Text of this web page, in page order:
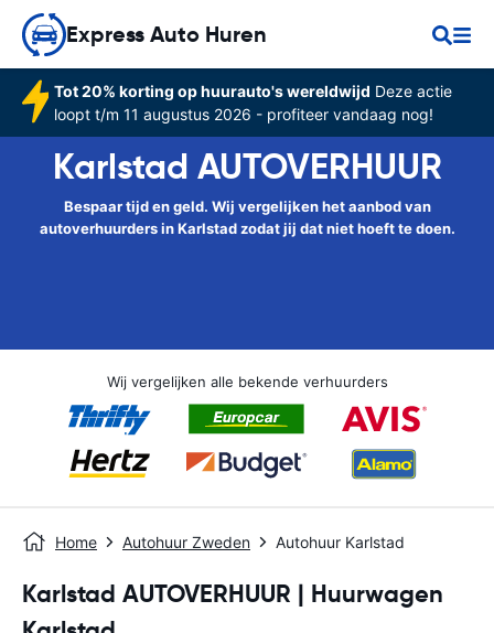
Express Auto Huren
Tot 20% korting op huurauto's wereldwijd Deze actie
loopt t/m 11 augustus 2026 - profiteer vandaag nog!
Karlstad AUTOVERHUUR
Bespaar tijd en geld. Wij vergelijken het aanbod van
autoverhuurders in Karlstad zodat jij dat niet hoeft te doen.
Wij vergelijken alle bekende verhuurders
Home Autohuur Zweden Autohuur Karlstad
Karlstad AUTOVERHUUR | Huurwagen